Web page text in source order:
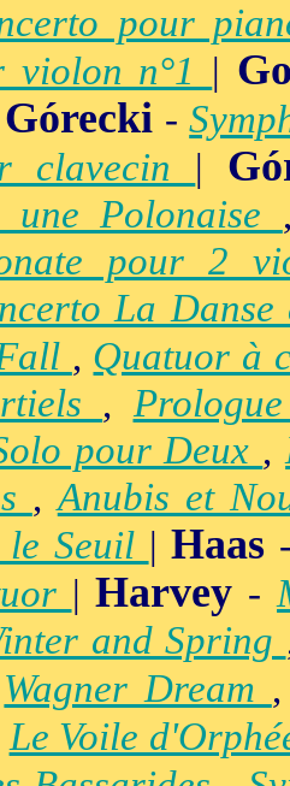
pour
violon n°1 |
Górecki-
clavecin |
une Polonaise
pour 2
La
, Quatuor à
,
pour Deux ,
,Anubis et
Seuil |Haas
|Harvey -
and Spring
Wagner Dream
Le Voile